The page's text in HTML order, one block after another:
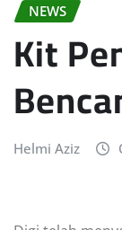
NEWS
Kit
Helmi Aziz